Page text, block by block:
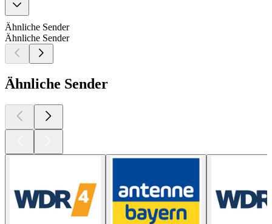
Ähnliche Sender
Ähnliche Sender
Ähnliche Sender